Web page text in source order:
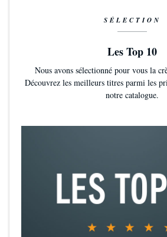
SÉLECTION
Les Top 10
Nous avons sélectionné pour vous la
Découvrez les meilleurs titres parmi les
notre catalogue.